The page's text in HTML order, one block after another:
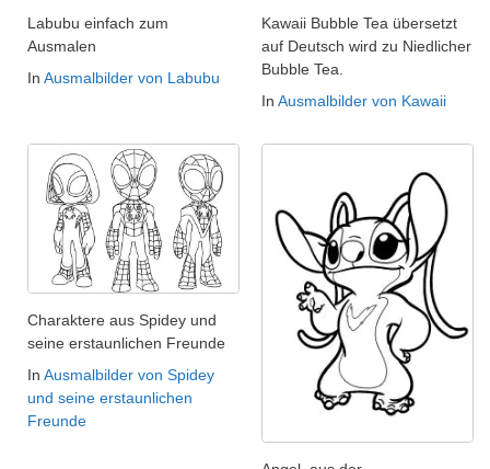
Labubu einfach zum
Ausmalen
In Ausmalbilder von Labubu
Kawaii Bubble Tea übersetzt
auf Deutsch wird zu Niedlicher
Bubble Tea.
In Ausmalbilder von Kawaii
Charaktere aus Spidey und
seine erstaunlichen Freunde
In Ausmalbilder von Spidey
und seine erstaunlichen
Freunde